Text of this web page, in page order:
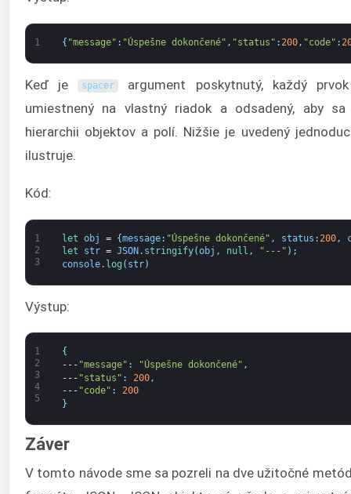
1 { "message" : "Úspešne dokončené" , "status" :200, "code" :
Keď je spacer
argument poskytnutý, každý
umiestnený na vlastný riadok a odsadený, aby
hierarchii objektov a polí. Nižšie je uvedený
ilustruje.
Kód:
1
2
3
let obj = {message: "Úspešne dokončené" , status : 200,
let
str = JSON . stringify(obj , null , "---" ) ;
console. log ( str)
Výstup:
1
2
3
4
5
{
--- "message" : "Úspešne dokončené" ,
--- "status" : 200,
--- "code" :
200
}
Záver
V tomto návode sme sa pozreli na dve užitočné